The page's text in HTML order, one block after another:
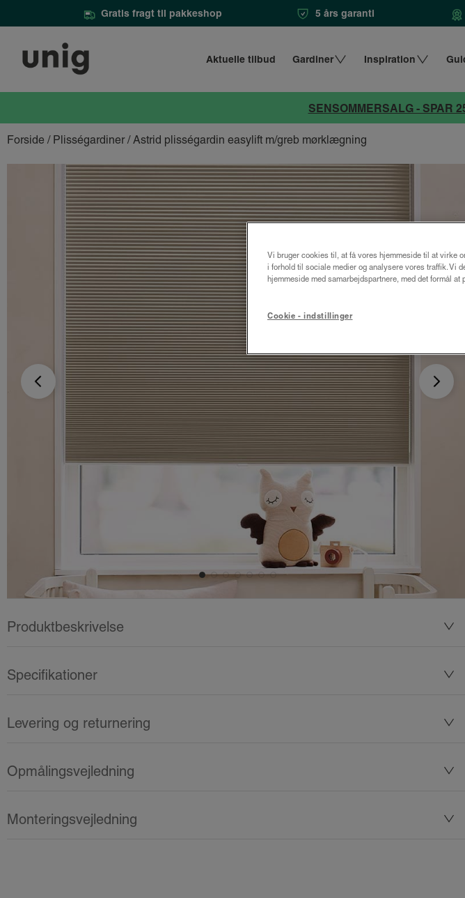
Gratis fragt til pakkeshop 5 års garanti
Aktuelle tilbud Gardiner Inspiration
SENSOMMERSALG - SPAR
Forside / Plisségardiner/ Astrid plisségardin easylift m/greb mørklægning
Produktbeskrivelse
Specifikationer
Levering og returnering
Opmålingsvejledning
Monteringsvejledning
Vi bruger cookies til, at få vores hjemmeside til at virke
i forhold til sociale medier og analysere vores traffik. Vi
hjemmeside med samarbejdspartnere, med det formål
Cookie - indstillinger